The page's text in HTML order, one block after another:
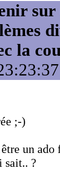
la
;-)
un
sait.. ?